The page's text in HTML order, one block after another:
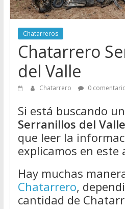
Chatarreros
para
vender
Chatarra
Chatarreros
Chatarrero
del Valle
Chatarrero 0
Si está buscando un
Serranillos del Valle
que leer la
explicamos en este
Hay muchas
Chatarrero,
cantidad de